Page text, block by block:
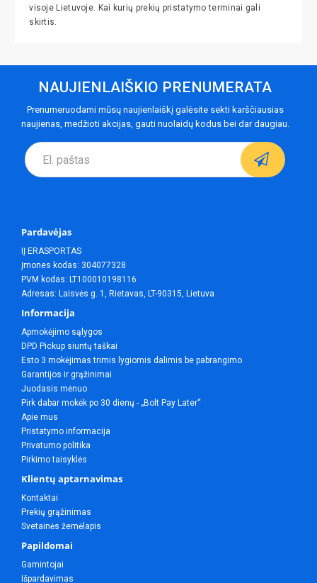
visoje Lietuvoje. Kai kurių prekių pristatymo terminai gali
skirtis.
NAUJIENLAIŠKIO PRENUMERATA
Prenumeruodami mūsų naujienlaiškį galėsite sekti karščiausias
naujienas, medžioti akcijas, gauti nuolaidų kodus bei dar daugiau.
Pardavėjas
IĮ ERASPORTAS
Įmones kodas: 304077328
PVM kodas: LT100010198116
Adresas: Laisvės g. 1, Rietavas, LT-90315, Lietuva
Informacija
Apmokėjimo sąlygos
DPD Pickup siuntų taškai
Esto 3 mokėjimas trimis lygiomis dalimis be pabrangimo
Garantijos ir grąžinimai
Juodasis mėnuo
Pirk dabar mokėk po 30 dienų - „Bolt Pay Later“
Apie mus
Pristatymo informacija
Privatumo politika
Pirkimo taisyklės
Klientų aptarnavimas
Kontaktai
Prekių grąžinimas
Svetainės žemėlapis
Papildomai
Gamintojai
Išpardavimas